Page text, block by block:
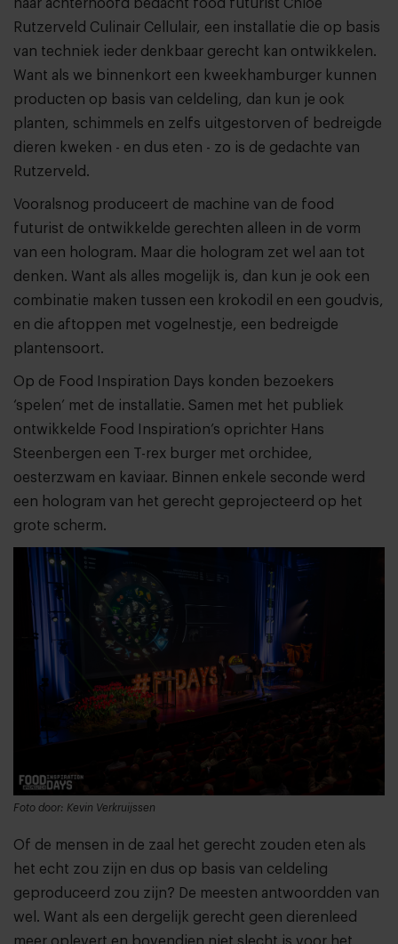
haar achterhoofd bedacht food futurist Chloé
Rutzerveld Culinair Cellulair, een installatie die op basis
van techniek ieder denkbaar gerecht kan ontwikkelen.
Want als we binnenkort een kweekhamburger kunnen
producten op basis van celdeling, dan kun je ook
planten, schimmels en zelfs uitgestorven of bedreigde
dieren kweken - en dus eten - zo is de gedachte van
Rutzerveld.
Vooralsnog produceert de machine van de food
futurist de ontwikkelde gerechten alleen in de vorm
van een hologram. Maar die hologram zet wel aan tot
denken. Want als alles mogelijk is, dan kun je ook een
combinatie maken tussen een krokodil en een goudvis,
en die aftoppen met vogelnestje, een bedreigde
plantensoort.
Op de Food Inspiration Days konden bezoekers
‘spelen’ met de installatie. Samen met het publiek
ontwikkelde Food Inspiration’s oprichter Hans
Steenbergen een T-rex burger met orchidee,
oesterzwam en kaviaar. Binnen enkele seconde werd
een hologram van het gerecht geprojecteerd op het
grote scherm.
Foto door: Kevin Verkruijssen
Of de mensen in de zaal het gerecht zouden eten als
het echt zou zijn en dus op basis van celdeling
geproduceerd zou zijn? De meesten antwoordden van
wel. Want als een dergelijk gerecht geen dierenleed
meer oplevert en bovendien niet slecht is voor het